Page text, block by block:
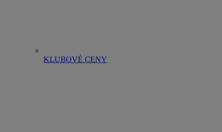
KLUBOVÉ CENY